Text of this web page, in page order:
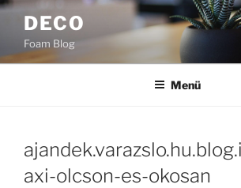
Tartalomhoz
DECO
Foam Blog
Menü
axi-olcson-es-okosan